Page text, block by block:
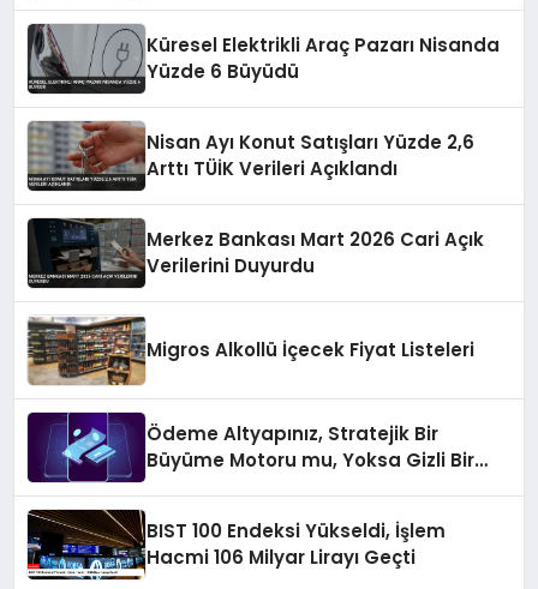
Küresel Elektrikli Araç Pazarı Nisanda
Yüzde 6 Büyüdü
Nisan Ayı Konut Satışları Yüzde 2,6
Arttı TÜİK Verileri Açıklandı
Merkez Bankası Mart 2026 Cari Açık
Verilerini Duyurdu
Migros Alkollü İçecek Fiyat Listeleri
Ödeme Altyapınız, Stratejik Bir
Büyüme Motoru mu, Yoksa Gizli Bir
BIST 100 Endeksi Yükseldi, İşlem
Hacmi 106 Milyar Lirayı Geçti